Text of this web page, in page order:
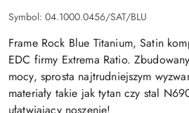
Symbol: 04.1000.0456/SAT/BLU
Frame Rock Blue Titanium, Satin
EDC firmy Extrema Ratio.
mocy, sprosta najtrudniejszym
materiały takie jak tytan czy stal